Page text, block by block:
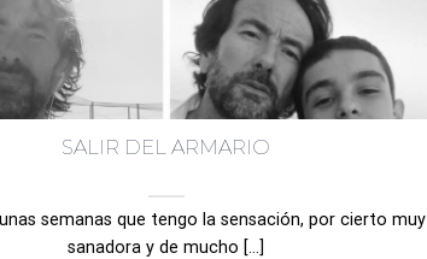
SALIR DEL ARMARIO
semanas que tengo la sensación, por cierto muy
sanadora y de mucho [...]